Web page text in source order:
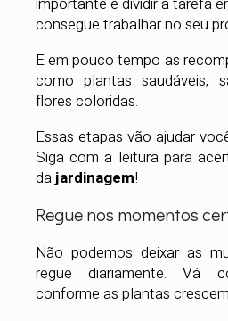
consegue trabalhar no seu
E em pouco tempo as
como plantas saudáveis,
flores coloridas.
Essas etapas vão ajudar
Siga com a leitura para
dajardinagem!
Regue nos momentos
Não podemos deixar as
regue diariamente. Vá
conforme as plantas